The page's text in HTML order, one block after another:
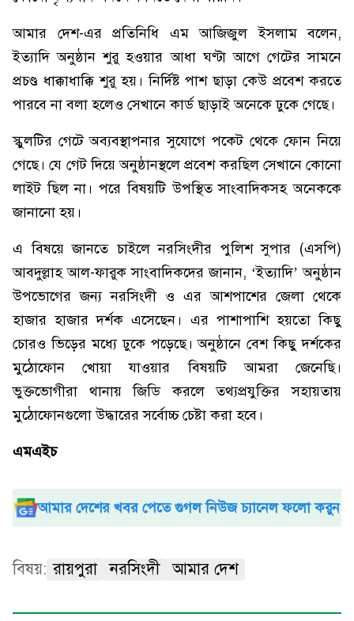
আমার দেশ-এর প্রতিনিধি এম আজিজুল ইসলাম বলেন,
ইত্যাদি অনুষ্ঠান শুরু হওয়ার আধা ঘণ্টা আগে গেটের সামনে
প্রচণ্ড ধাক্কাধাক্কি শুরু হয়। নির্দিষ্ট পাশ ছাড়া কেউ প্রবেশ করতে
পারবে না বলা হলেও সেখানে কার্ড ছাড়াই অনেকে ঢুকে গেছে।
স্কুলটির গেটে অব্যবস্থাপনার সুযোগে পকেট থেকে ফোন নিয়ে
গেছে। যে গেট দিয়ে অনুষ্ঠানস্থলে প্রবেশ করছিল সেখানে কোনো
লাইট ছিল না। পরে বিষয়টি উপস্থিত সাংবাদিকসহ অনেককে
জানানো হয়।
এ বিষয়ে জানতে চাইলে নরসিংদীর পুলিশ সুপার (এসপি)
আবদুল্লাহ আল-ফারুক সাংবাদিকদের জানান, ‘ইত্যাদি’ অনুষ্ঠান
উপভোগের জন্য নরসিংদী ও এর আশপাশের জেলা থেকে
হাজার হাজার দর্শক এসেছেন। এর পাশাপাশি হয়তো কিছু
চোরও ভিড়ের মধ্যে ঢুকে পড়েছে। অনুষ্ঠানে বেশ কিছু দর্শকের
মুঠোফোন খোয়া যাওয়ার বিষয়টি আমরা জেনেছি।
ভুক্তভোগীরা থানায় জিডি করলে তথ্যপ্রযুক্তির সহায়তায়
মুঠোফোনগুলো উদ্ধারের সর্বোচ্চ চেষ্টা করা হবে।
এমএইচ
আমার দেশের খবর পেতে গুগল নিউজ চ্যানেল ফলো করুন
বিষয়: রায়পুরা নরসিংদী আমার দেশ